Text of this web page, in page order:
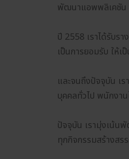
พัฒนาแอพพลิเคชัน
ปี 2558 เราได้รับ
เป็นการยอมรับ ให้
และจนถึงปัจจุบัน เ
บุคคลทั่วไป พนักงา
ปัจจุบัน เรามุ่งเน้น
ทุกกิจกรรมสร้างสร